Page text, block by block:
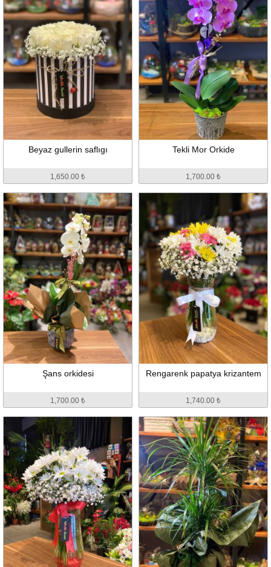
Beyaz gullerin saflıgı
1,650.00 ₺
Tekli Mor Orkide
1,700.00 ₺
Şans orkidesi
1,700.00 ₺
Rengarenk papatya krizantem
1,740.00 ₺